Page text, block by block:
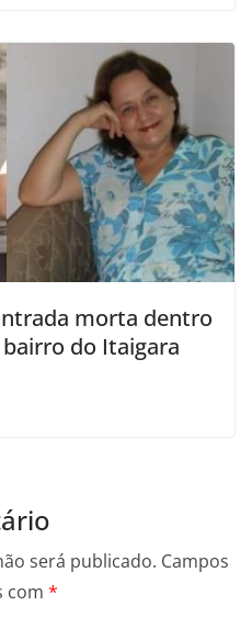
morta dentro
do Itaigara
será publicado. Campos
com *